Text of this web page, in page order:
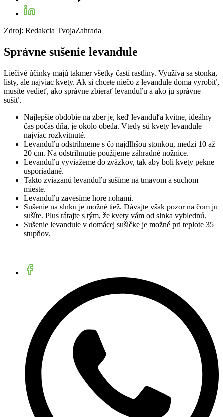
Zdroj: Redakcia TvojaZahrada
Správne sušenie levandule
Liečivé účinky majú takmer všetky časti rastliny. Využíva sa stonka,
listy, ale najviac kvety. Ak si chcete niečo z levandule doma vyrobiť,
musíte vedieť, ako správne zbierať levanduľu a ako ju správne
sušiť.
Najlepšie obdobie na zber je, keď levanduľa kvitne, ideálny
čas počas dňa, je okolo obeda. Vtedy sú kvety levandule
najviac rozkvitnuté.
Levanduľu odstrihneme s čo najdlhšou stonkou, medzi 10 až
20 cm. Na odstrihnutie použijeme záhradné nožnice.
Levanduľu vyviažeme do zväzkov, tak aby boli kvety pekne
usporiadané.
Takto zviazanú levanduľu sušíme na tmavom a suchom
mieste.
Levanduľu zavesíme hore nohami.
Sušenie na slnku je možné tiež. Dávajte však pozor na čom ju
sušíte. Plus rátajte s tým, že kvety vám od slnka vyblednú.
Sušenie levandule v domácej sušičke je možné pri teplote 35
stupňov.